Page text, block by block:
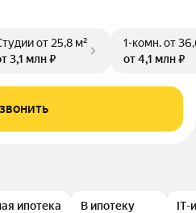
от 25,8 м²
3,1 млн ₽
1-комн.от
от 4,1 млн ₽
ипотека В ипотеку IT-